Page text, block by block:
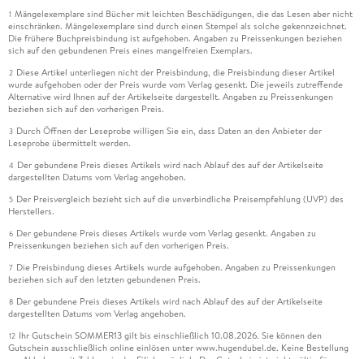
1 Mängelexemplare sind Bücher mit leichten Beschädigungen, die das Lesen aber nicht
einschränken. Mängelexemplare sind durch einen Stempel als solche gekennzeichnet.
Die frühere Buchpreisbindung ist aufgehoben. Angaben zu Preissenkungen beziehen
sich auf den gebundenen Preis eines mangelfreien Exemplars.
2 Diese Artikel unterliegen nicht der Preisbindung, die Preisbindung dieser Artikel
wurde aufgehoben oder der Preis wurde vom Verlag gesenkt. Die jeweils zutreffende
Alternative wird Ihnen auf der Artikelseite dargestellt. Angaben zu Preissenkungen
beziehen sich auf den vorherigen Preis.
3 Durch Öffnen der Leseprobe willigen Sie ein, dass Daten an den Anbieter der
Leseprobe übermittelt werden.
4 Der gebundene Preis dieses Artikels wird nach Ablauf des auf der Artikelseite
dargestellten Datums vom Verlag angehoben.
5 Der Preisvergleich bezieht sich auf die unverbindliche Preisempfehlung (UVP) des
Herstellers.
6 Der gebundene Preis dieses Artikels wurde vom Verlag gesenkt. Angaben zu
Preissenkungen beziehen sich auf den vorherigen Preis.
7 Die Preisbindung dieses Artikels wurde aufgehoben. Angaben zu Preissenkungen
beziehen sich auf den letzten gebundenen Preis.
8 Der gebundene Preis dieses Artikels wird nach Ablauf des auf der Artikelseite
dargestellten Datums vom Verlag angehoben.
12 Ihr Gutschein SOMMER13 gilt bis einschließlich 10.08.2026. Sie können den
Gutschein ausschließlich online einlösen unter www.hugendubel.de. Keine Bestellung